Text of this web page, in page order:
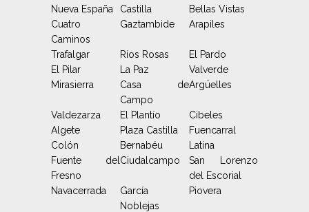
Nueva España
Castilla
Bellas Vistas
Cuatro
Caminos
Gaztambide Arapiles
Trafalgar Ríos Rosas
El Pardo
El Pilar
La Paz
Valverde
Mirasierra
Casa de
Campo
Argüelles
Valdezarza El Plantío
Cibeles
Algete
Plaza Castilla
Fuencarral
Colón
Bernabéu
Latina
Fuente del
Fresno
Ciudalcampo
San Lorenzo
del Escorial
Navacerrada
García
Noblejas
Piovera